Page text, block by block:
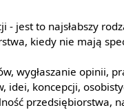
jest to najsłabszy
kiedy nie mają
wygłaszanie opinii,
idei, koncepcji,
przedsiębiorstwa,